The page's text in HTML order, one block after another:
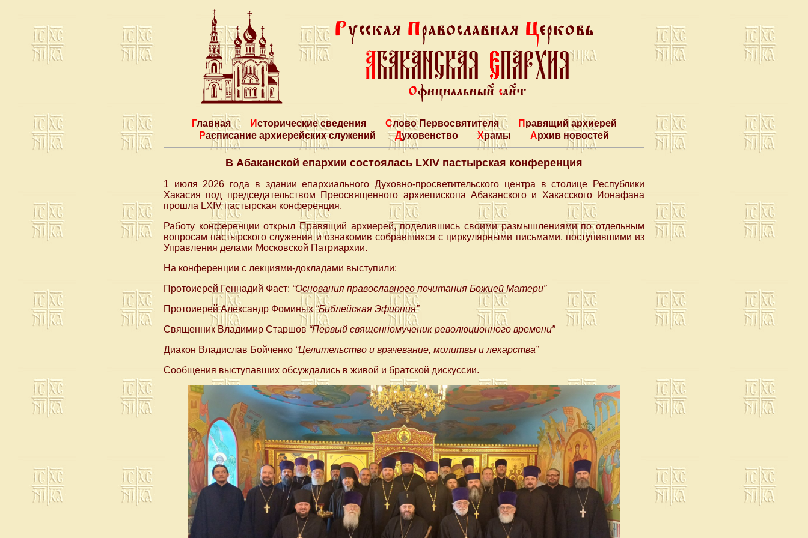
Главная Исторические сведения Слово Первосвятителя
Правящий архиерей
Расписание архиерейских служений
Духовенство Храмы Архив новостей
В Абаканской епархии состоялась LXIV пастырская конференция
1 июля 2026 года в здании епархиального Духовно-просветительского центра в столице Республики
Хакасия под председательством Преосвященного архиепископа Абаканского и Хакасского Ионафана
прошла LXIV пастырская конференция.
Работу конференции открыл Правящий архиерей, поделившись своими размышлениями по отдельным
вопросам пастырского служения и ознакомив собравшихся с циркулярными письмами, поступившими из
Управления делами Московской Патриархии.
На конференции с лекциями-докладами выступили:
Протоиерей Геннадий Фаст: “Основания православного почитания Божией Матери”
Протоиерей Александр Фоминых“Библейская Эфиопия”
Священник Владимир Старшов “Первый священномученик революционного времени”
Диакон Владислав Бойченко “Целительство и врачевание, молитвы и лекарства”
Сообщения выступавших обсуждались в живой и братской дискуссии.